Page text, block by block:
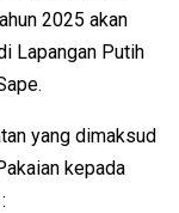
2025 akan
Lapangan Putih
yang dimaksud
kepada